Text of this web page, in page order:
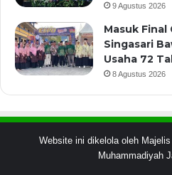
9 Agustus 2026
Masuk Final
Singasari
Usaha 72
8 Agustus 2026
Website ini dikelola oleh
Muhammadiyah